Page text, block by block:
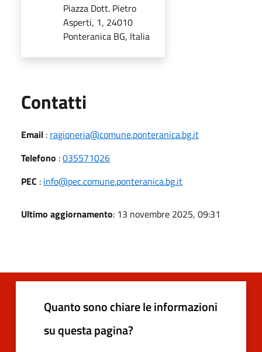
Piazza Dott. Pietro
Asperti, 1, 24010
Ponteranica BG, Italia
Contatti
Email : ragioneria@comune.ponteranica.bg.it
Telefono :035571026
PEC : info@pec.comune.ponteranica.bg.it
Ultimo aggiornamento: 13 novembre 2025, 09:31
Quanto sono chiare le informazioni
su questa pagina?